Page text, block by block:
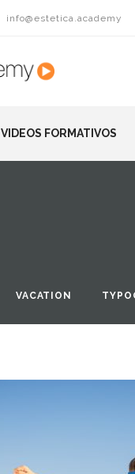
info@estetica.academy
VIDEOS FORMATIVOS
VACATION